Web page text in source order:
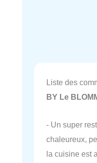
Liste des
BY Le
- Un super
chaleureux,
la cuisine est